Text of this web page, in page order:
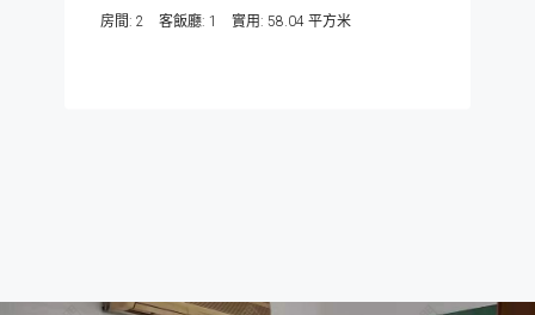
房間: 2 客飯廳: 1 58.04 平方米